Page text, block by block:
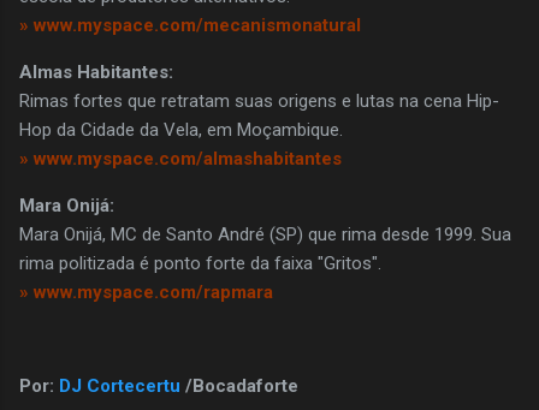
» www.myspace.com/mecanismonatural
Almas Habitantes:
Rimas fortes que retratam suas origens e lutas na cena Hip-
Hop da Cidade da Vela, em Moçambique.
» www.myspace.com/almashabitantes
Mara Onijá:
Mara Onijá, MC de Santo André (SP) que rima desde 1999. Sua
rima politizada é ponto forte da faixa "Gritos".
» www.myspace.com/rapmara
Por: DJ Cortecertu /Bocadaforte